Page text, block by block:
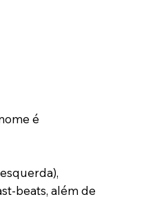
é
beats, além de